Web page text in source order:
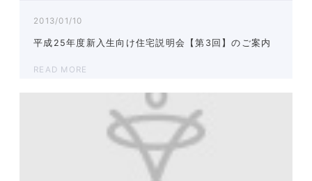
2013/01/10
平成25年度新入生向け住宅説明会【第3回】のご案内
READ MORE